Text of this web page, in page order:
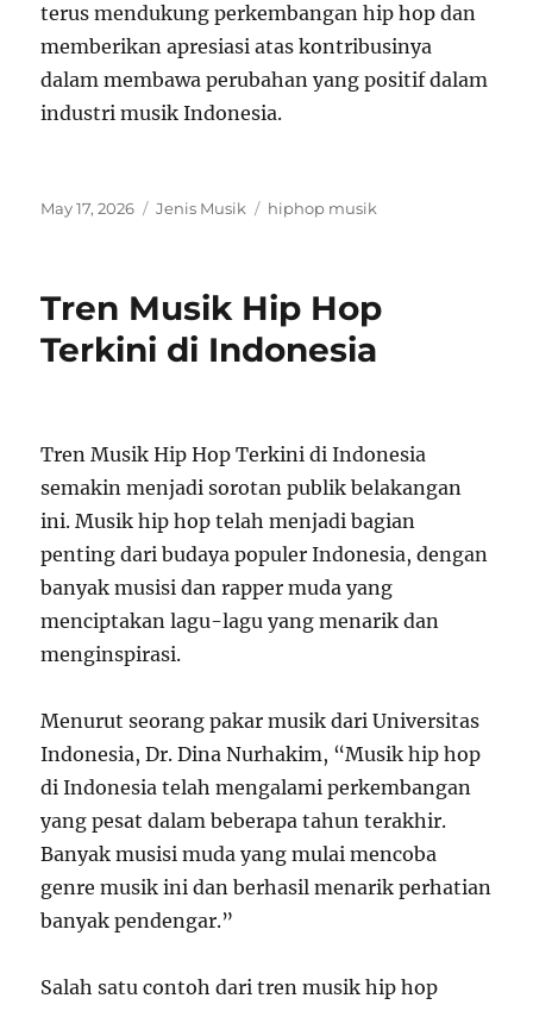
terus mendukung perkembangan hip hop dan
memberikan apresiasi atas kontribusinya
dalam membawa perubahan yang positif dalam
industri musik Indonesia.
Posted
May 17, 2026 Categories
Jenis Musik Tags
hiphop musik
Tren Musik Hip Hop
Terkini di Indonesia
Tren Musik Hip Hop Terkini di Indonesia
semakin menjadi sorotan publik belakangan
ini. Musik hip hop telah menjadi bagian
penting dari budaya populer Indonesia, dengan
banyak musisi dan rapper muda yang
menciptakan lagu-lagu yang menarik dan
menginspirasi.
Menurut seorang pakar musik dari Universitas
Indonesia, Dr. Dina Nurhakim, “Musik hip hop
di Indonesia telah mengalami perkembangan
yang pesat dalam beberapa tahun terakhir.
Banyak musisi muda yang mulai mencoba
genre musik ini dan berhasil menarik perhatian
banyak pendengar.”
Salah satu contoh dari tren musik hip hop